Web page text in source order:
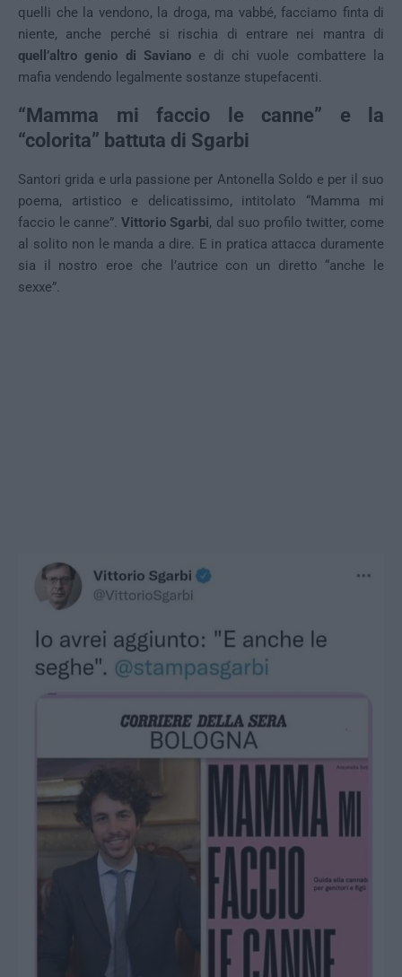
quelli che la vendono, la droga, ma vabbé, facciamo finta di
niente, anche perché si rischia di entrare nei mantra di
quell’altro genio di Saviano e di chi vuole combattere la
mafia vendendo legalmente sostanze stupefacenti.
“Mamma mi faccio le canne” e la
“colorita” battuta di Sgarbi
Santori grida e urla passione per Antonella Soldo e per il suo
poema, artistico e delicatissimo, intitolato “Mamma mi
faccio le canne”.Vittorio Sgarbi, dal suo profilo twitter, come
al solito non le manda a dire. E in pratica attacca duramente
sia il nostro eroe che l’autrice con un diretto “anche le
sexxe”.